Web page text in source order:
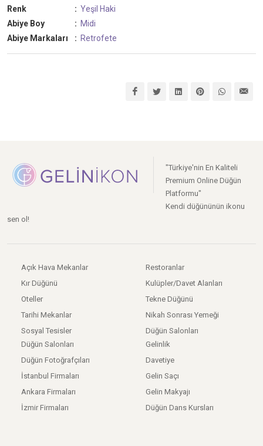
Renk
: Yeşil Haki
Abiye Boy
: Midi
Abiye Markaları
: Retrofete
"Türkiye'nin En Kaliteli
Premium Online Düğün
Platformu"
Kendi düğününün ikonu
sen ol!
Açık Hava Mekanlar
Kır Düğünü
Oteller
Tarihi Mekanlar
Sosyal Tesisler
Restoranlar
Kulüpler/Davet Alanları
Tekne Düğünü
Nikah Sonrası Yemeği
Düğün Salonları
Düğün Salonları
Düğün Fotoğrafçıları
İstanbul Firmaları
Ankara Firmaları
İzmir Firmaları
Gelinlik
Davetiye
Gelin Saçı
Gelin Makyajı
Düğün Dans Kursları